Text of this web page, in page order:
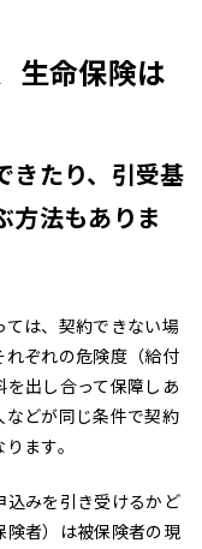
生命保険は
きたり、引受基
方法もありま
は、契約できない場
ぞれの危険度（給付
出し合って保障しあ
などが同じ条件で契約
ます。
込みを引き受けるかど
険者）は被保険者の現